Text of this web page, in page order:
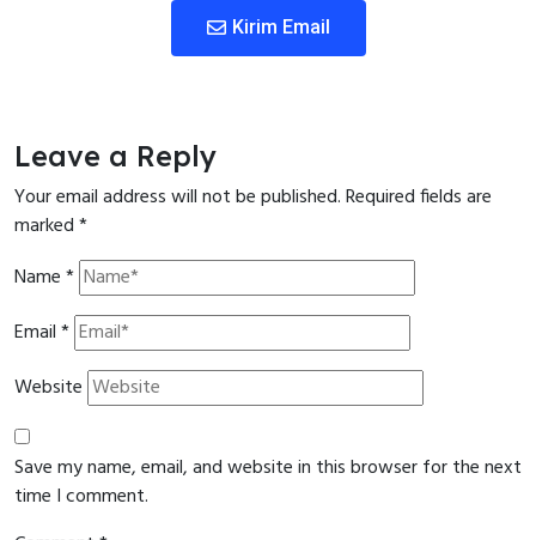
Kirim Email
Leave a Reply
Your email address will not be published.Required fields are
marked*
Name*
Email*
Website
Save my name, email, and website in this browser for the next
time I comment.